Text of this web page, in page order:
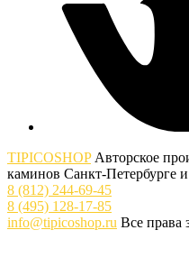
TIPICOSHOPАвторское
каминов Санкт-Петербурге
8 (812) 244-69-45
8 (495) 128-17-85
info@tipicoshop.ru Все